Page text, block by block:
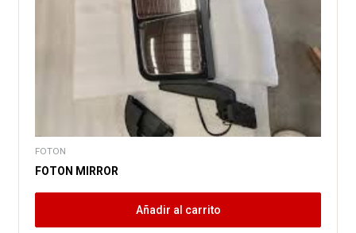
FOTON
FOTON MIRROR
Añadir al carrito